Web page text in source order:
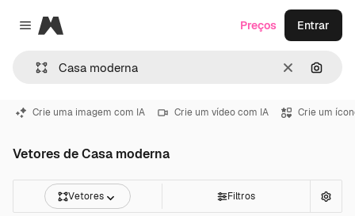
Close menu
Magnific
Limpar
Preços Entrar
Crie uma imagem com IA Crie um vídeo com IA Crie um
Vetores de Casa moderna
Vetores Filtros